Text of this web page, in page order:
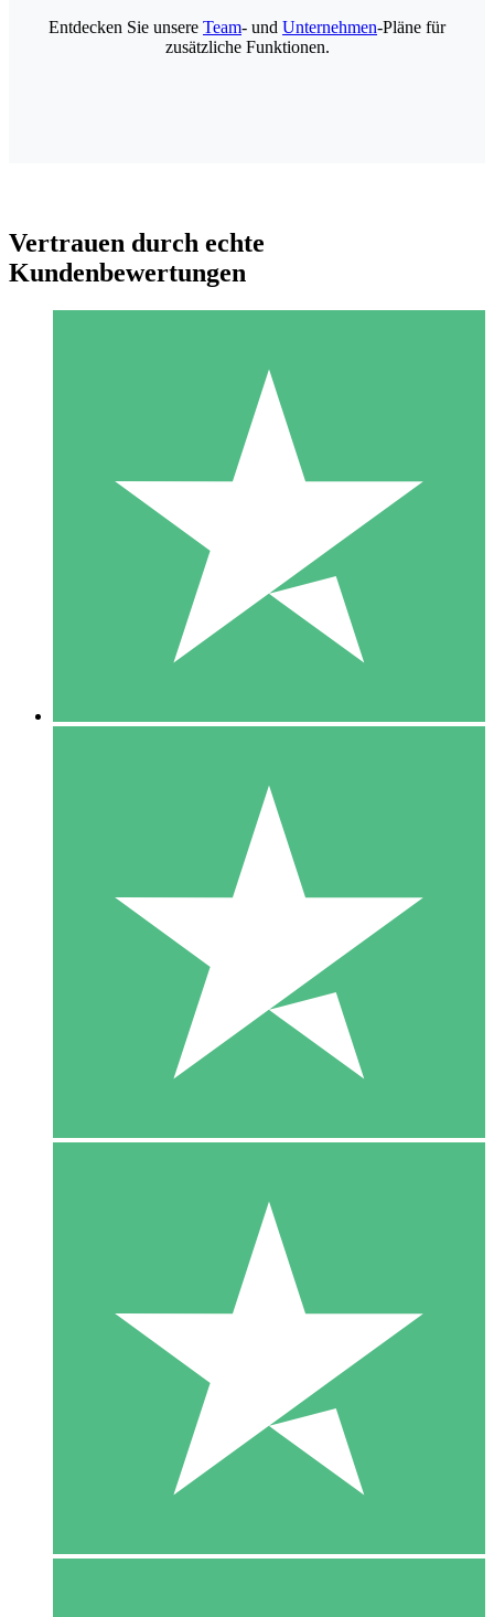
Individuelle Credit-Pakete
Zahlen Sie nach Bedarf mit Download-Credits. Keine
monatliche Verpflichtung erforderlich.
10 00
10 Downloads
20 00
Entdecken Sie unsere Team- und Unternehmen-Pläne für
zusätzliche Funktionen.
Vertrauen durch echte
Kundenbewertungen